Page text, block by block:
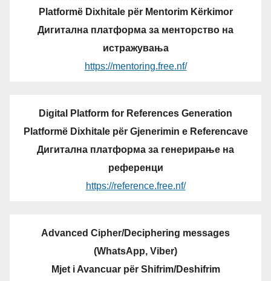
Platformë Dixhitale për Mentorim Kërkimor
Дигитална платформа за менторство на
истражувања
https://mentoring.free.nf/
Digital Platform for References Generation
Platformë Dixhitale për Gjenerimin e Referencave
Дигитална платформа за генерирање на
референци
https://reference.free.nf/
Advanced Cipher/Deciphering messages
(WhatsApp, Viber)
Mjet i Avancuar për Shifrim/Deshifrim